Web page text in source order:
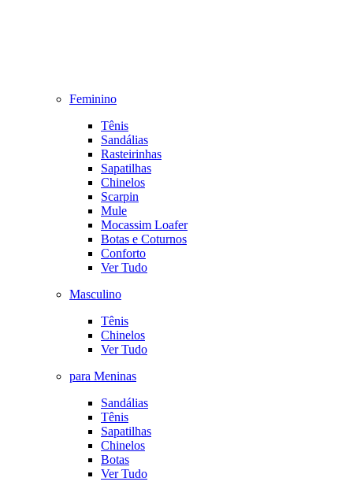
Feminino
Tênis
Sandálias
Rasteirinhas
Sapatilhas
Chinelos
Scarpin
Mule
Mocassim Loafer
Botas e Coturnos
Conforto
Ver Tudo
Masculino
Tênis
Chinelos
Ver Tudo
para Meninas
Sandálias
Tênis
Sapatilhas
Chinelos
Botas
Ver Tudo